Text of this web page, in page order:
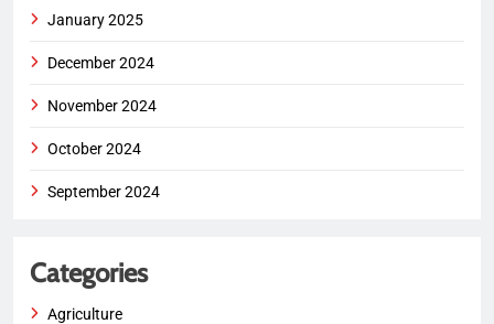
January 2025
December 2024
November 2024
October 2024
September 2024
Categories
Agriculture